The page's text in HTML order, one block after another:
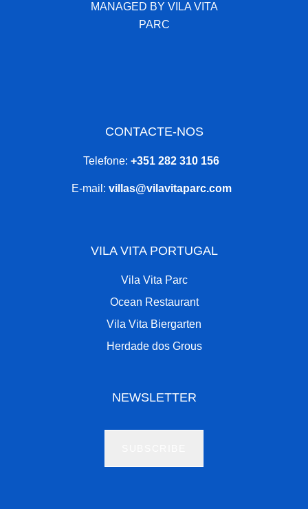
MANAGED BY VILA VITA
PARC
CONTACTE-NOS
Telefone: +351 282 310 156
E-mail: villas@vilavitaparc.com
VILA VITA PORTUGAL
Vila Vita Parc
Ocean Restaurant
Vila Vita Biergarten
Herdade dos Grous
NEWSLETTER